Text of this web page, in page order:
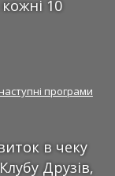
10
програми
в чеку
Друзів,